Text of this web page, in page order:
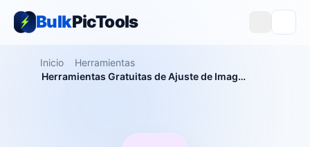
BulkPicTools
Inicio
Herramientas
Herramientas Gratuitas de Ajuste de Imagen — Invertir Colores, Escala de Grises, Brillo